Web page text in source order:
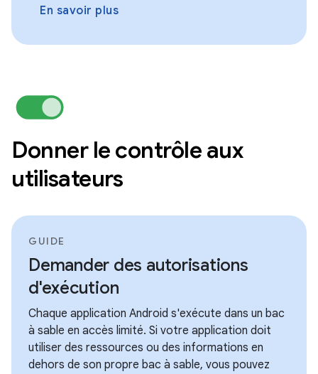
En savoir plus
Donner le contrôle aux
utilisateurs
GUIDE
Demander des autorisations
d'exécution
Chaque application Android s'exécute dans un bac
à sable en accès limité. Si votre application doit
utiliser des ressources ou des informations en
dehors de son propre bac à sable, vous pouvez